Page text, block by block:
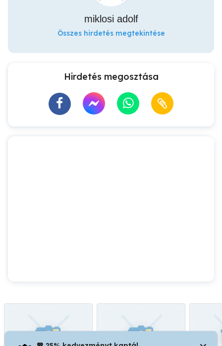
miklosi adolf
Összes hirdetés megtekintése
Hirdetés megosztása